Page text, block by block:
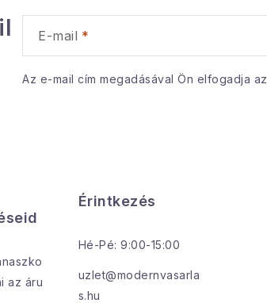
E-mail
Az e-mail cím megadásával Ön elfogadja az
az áru
Érintkezés
Hé-Pé: 9:00-15:00
uzlet@modernvasarla
s.hu